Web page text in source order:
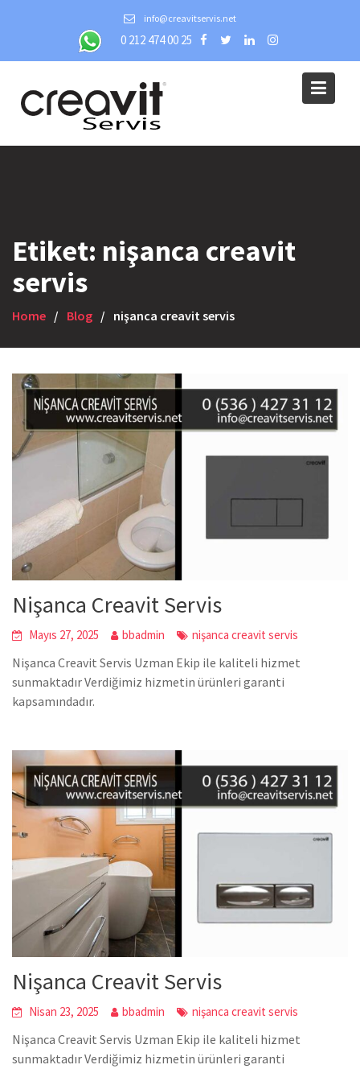
info@creavitservis.net
0 212 474 00 25
Etiket: nişanca creavit
servis
Home Blog nişanca creavit servis
Nişanca Creavit Servis
Mayıs 27, 2025 bbadmin nişanca creavit servis
Nişanca Creavit Servis Uzman Ekip ile kaliteli hizmet
sunmaktadır Verdiğimiz hizmetin ürünleri garanti
kapsamındadır.
Nişanca Creavit Servis
Nisan 23, 2025 bbadmin nişanca creavit servis
Nişanca Creavit Servis Uzman Ekip ile kaliteli hizmet
sunmaktadır Verdiğimiz hizmetin ürünleri garanti